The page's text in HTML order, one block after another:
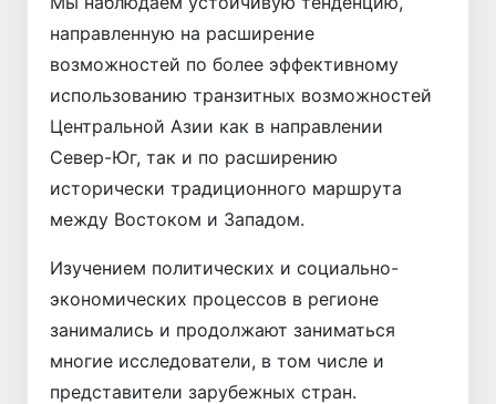
направленную на расширение
возможностей по более эффективному
использованию транзитных возможностей
Центральной Азии как в направлении
Север-Юг, так и по расширению
исторически традиционного маршрута
между Востоком и Западом.
Изучением политических и социально-
экономических процессов в регионе
занимались и продолжают заниматься
многие исследователи, в том числе и
представители зарубежных стран.